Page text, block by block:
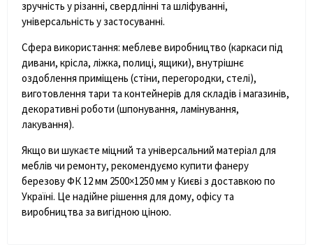
зручність у різанні, свердлінні та шліфуванні,
універсальність у застосуванні.
Сфера використання: меблеве виробництво (каркаси під
дивани, крісла, ліжка, полиці, ящики), внутрішнє
оздоблення приміщень (стіни, перегородки, стелі),
виготовлення тари та контейнерів для складів і магазинів,
декоративні роботи (шпонування, ламінування,
лакування).
Якщо ви шукаєте міцний та універсальний матеріал для
меблів чи ремонту, рекомендуємо купити фанеру
березову ФК 12 мм 2500×1250 мм у Києві з доставкою по
Україні. Це надійне рішення для дому, офісу та
виробництва за вигідною ціною.